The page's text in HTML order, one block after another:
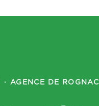
· AGENCE DE ROGNAC